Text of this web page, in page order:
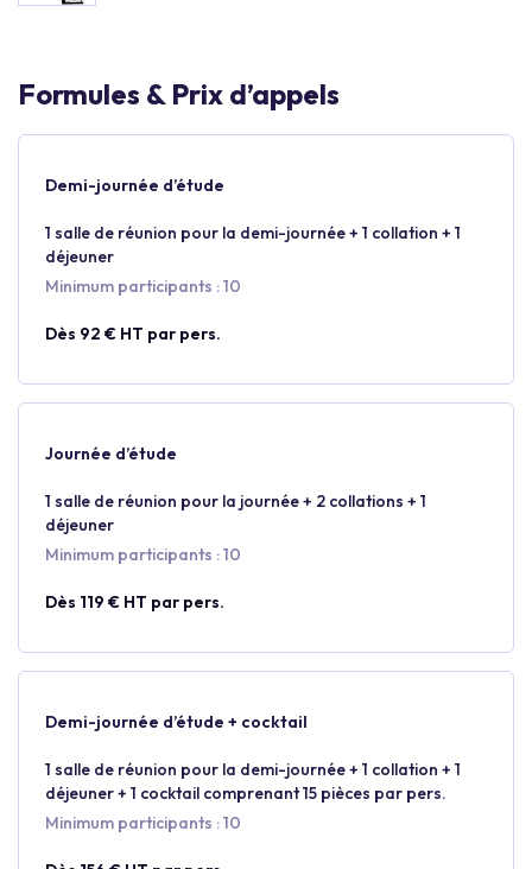
Formules & Prix d’appels
Demi-journée d’étude
1 salle de réunion pour la demi-journée + 1 collation + 1
déjeuner
Minimum participants : 10
Dès 92 € HT par pers.
Journée d’étude
1 salle de réunion pour la journée + 2 collations + 1
déjeuner
Minimum participants : 10
Dès 119 € HT par pers.
Demi-journée d’étude + cocktail
1 salle de réunion pour la demi-journée + 1 collation + 1
déjeuner + 1 cocktail comprenant 15 pièces par pers.
Minimum participants : 10